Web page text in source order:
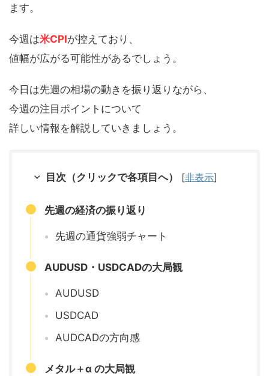
ます。
今週は米CPIが控えており、
値幅が広がる可能性があるでしょう。
今日は先週の相場の動きを振り返りながら、
今週の注目ポイントについて
詳しい情報を解説していきましょう。
目次（クリックで各項目へ） [非表示]
先週の経済の振り返り
先週の通貨強弱チャート
AUDUSD・USDCADの大局観
AUDUSD
USDCAD
AUDCADの方向感
メタル＋α の大局観